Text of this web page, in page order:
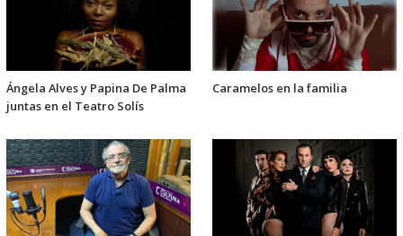
Ángela Alves y Papina De Palma
juntas en el Teatro Solís
Caramelos en la familia